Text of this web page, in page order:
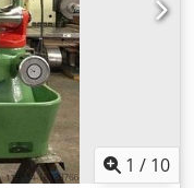
1 / 10